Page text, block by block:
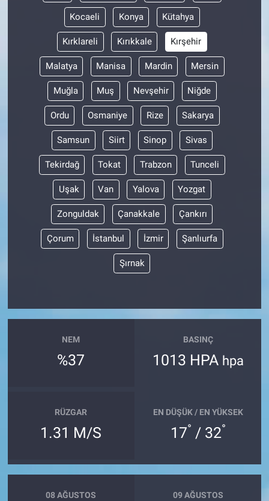
Kocaeli Konya Kütahya
Kırklareli Kırıkkale Kırşehir
Malatya Manisa Mardin Mersin
Muğla Muş Nevşehir Niğde
Ordu Osmaniye Rize Sakarya
Samsun Siirt Sinop Sivas
Tekirdağ Tokat Trabzon Tunceli
Uşak Van Yalova Yozgat
Zonguldak Çanakkale Çankırı
Çorum İstanbul İzmir Şanlıurfa
Şırnak
NEM
%37
BASINÇ
1013 HPA hpa
RÜZGAR
1.31 M/S
EN DÜŞÜK / EN YÜKSEK
17° / 32°
08 AĞUSTOS 09 AĞUSTOS